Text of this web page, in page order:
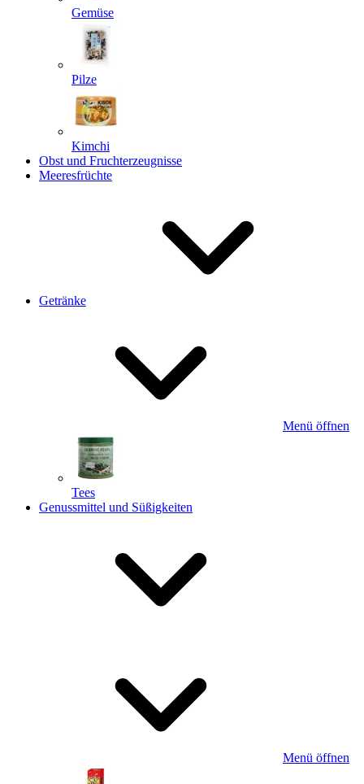
Gemüse
Pilze
Kimchi
Obst und Fruchterzeugnisse
Meeresfrüchte
Getränke
Menü öffnen
Tees
Genussmittel und Süßigkeiten
Menü öffnen